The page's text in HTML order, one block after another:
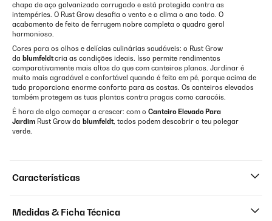
chapa de aço galvanizado corrugado e está protegida contra as
intempéries. O Rust Grow desafia o vento e o clima o ano todo. O
acabamento de feito de ferrugem nobre completa o quadro geral
harmonioso.
Cores para os olhos e delícias culinárias saudáveis: o Rust Grow
da blumfeldtcria as condições ideais. Isso permite rendimentos
comparativamente mais altos do que com canteiros planos. Jardinar é
muito mais agradável e confortável quando é feito em pé, porque acima de
tudo proporciona enorme conforto para as costas. Os canteiros elevados
também protegem as tuas plantas contra pragas como caracóis.
É hora de algo começar a crescer: com o Canteiro Elevado Para
Jardim Rust Grow da blumfeldt, todos podem descobrir o teu polegar
verde.
Características
Medidas & Ficha Técnica